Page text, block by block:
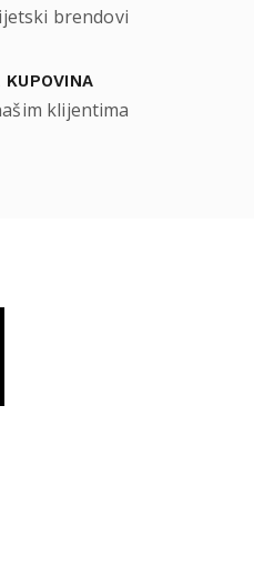
brendovi
klijentima